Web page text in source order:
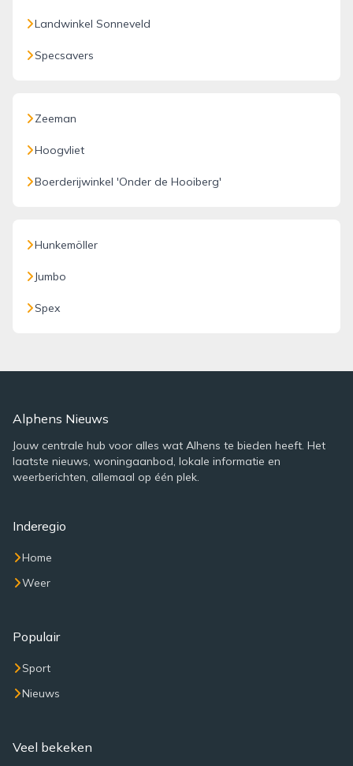
Landwinkel Sonneveld
Specsavers
Zeeman
Hoogvliet
Boerderijwinkel 'Onder de Hooiberg'
Hunkemöller
Jumbo
Spex
Alphens Nieuws
Jouw centrale hub voor alles wat Alhens te bieden heeft. Het
laatste nieuws, woningaanbod, lokale informatie en
weerberichten, allemaal op één plek.
Inderegio
Home
Weer
Populair
Sport
Nieuws
Veel bekeken